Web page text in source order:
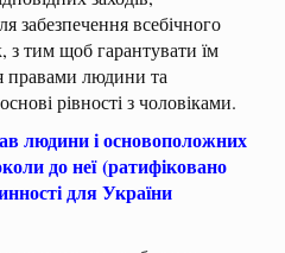
забезпечення всебічного
з тим щоб гарантувати їм
правами людини та
рівності з чоловіками.
людини і основоположних
до неї(ратифіковано
для України